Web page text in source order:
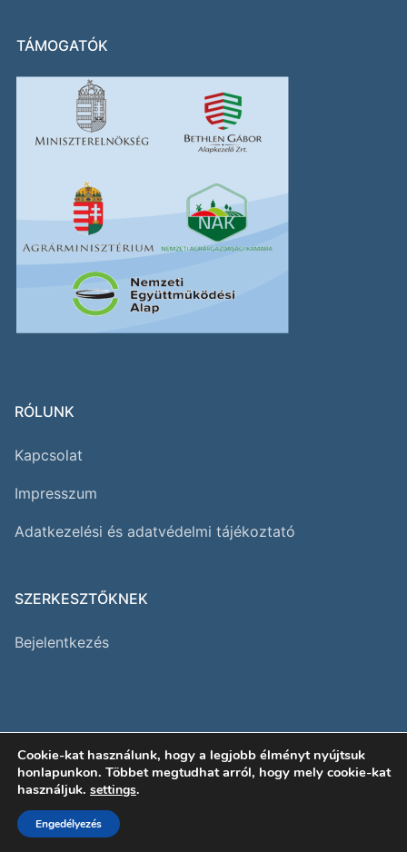
TÁMOGATÓK
RÓLUNK
Kapcsolat
Impresszum
Adatkezelési és adatvédelmi tájékoztató
SZERKESZTŐKNEK
Bejelentkezés
Copyright 2026 Magyar Gazdák Portálja
Cookie-kat használunk, hogy a legjobb élményt nyújtsuk
honlapunkon. Többet megtudhat arról, hogy mely cookie-kat
használjuk. settings.
Engedélyezés